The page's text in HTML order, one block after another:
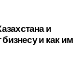
и
бизнесу и как им